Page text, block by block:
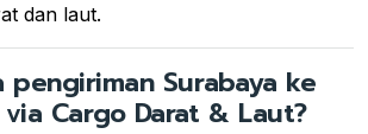
dan laut.
pengiriman Surabaya ke
Cargo Darat & Laut?